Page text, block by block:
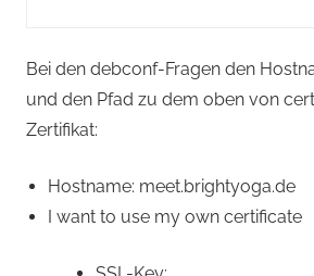
Bei den debconf-Fragen den
und den Pfad zu dem oben von
Zertifikat:
Hostname: meet.brightyoga.de
I want to use my own certificate